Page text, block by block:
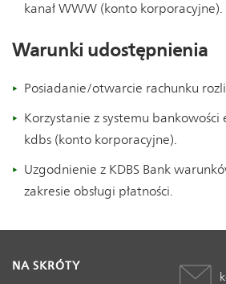
kanał WWW (konto korporacyjne).
Warunki udostępnienia
Posiadanie/otwarcie rachunku
Korzystanie z systemu bankowości
kdbs (konto korporacyjne).
Uzgodnienie z KDBS Bank
zakresie obsługi płatności.
NA SKRÓTY